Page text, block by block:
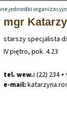
jednostki
mgr
starszy specjalista
IV piętro, pok. 4.23
tel. wew.: (22) 234
e-mail: katarzyna.